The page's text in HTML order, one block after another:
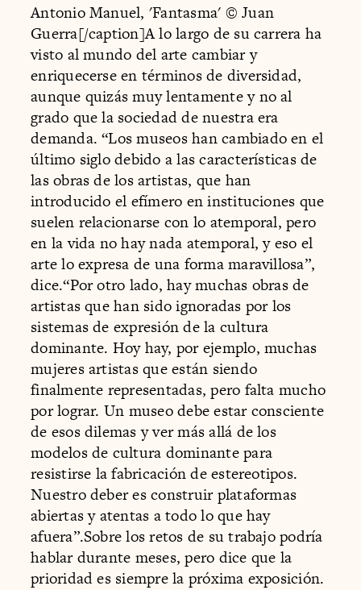
Antonio Manuel, 'Fantasma' © Juan
Guerra[/caption]A lo largo de su carrera ha
visto al mundo del arte cambiar y
enriquecerse en términos de diversidad,
aunque quizás muy lentamente y no al
grado que la sociedad de nuestra era
demanda. “Los museos han cambiado en el
último siglo debido a las características de
las obras de los artistas, que han
introducido el efímero en instituciones que
suelen relacionarse con lo atemporal, pero
en la vida no hay nada atemporal, y eso el
arte lo expresa de una forma maravillosa”,
dice.“Por otro lado, hay muchas obras de
artistas que han sido ignoradas por los
sistemas de expresión de la cultura
dominante. Hoy hay, por ejemplo, muchas
mujeres artistas que están siendo
finalmente representadas, pero falta mucho
por lograr. Un museo debe estar consciente
de esos dilemas y ver más allá de los
modelos de cultura dominante para
resistirse la fabricación de estereotipos.
Nuestro deber es construir plataformas
abiertas y atentas a todo lo que hay
afuera”.Sobre los retos de su trabajo podría
hablar durante meses, pero dice que la
prioridad es siempre la próxima exposición.